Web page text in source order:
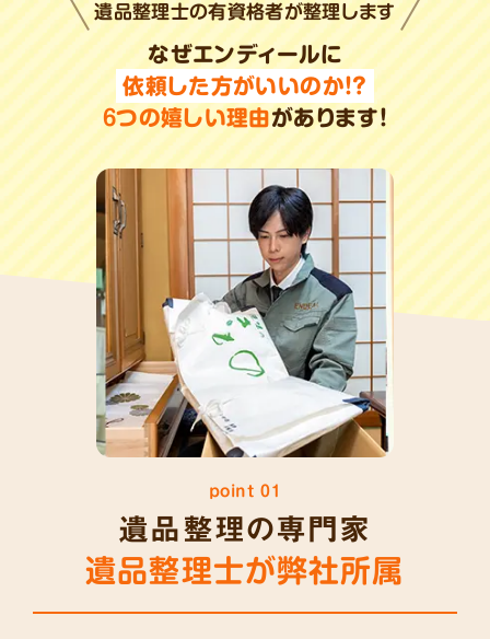
なぜエンディールに
依頼した方がいいのか!?
6つの嬉しい理由があります!
遺品整理士の有資格者が整理します
point 01
遺品整理の専門家
遺品整理士が弊社所属